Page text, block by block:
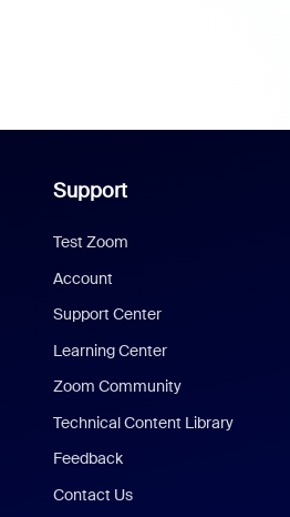
Support
Test Zoom
Account
Support Center
Learning Center
Zoom Community
Technical Content Library
Feedback
Contact Us